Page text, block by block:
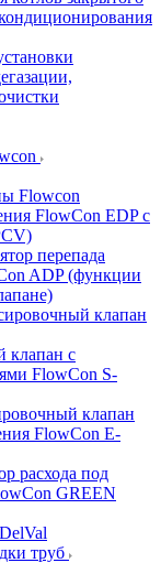
Flowcon
FlowСon EDP с
перепада
ADP (функции
клапан
клапан с
FlowСon S-
клапан
FlowСon E-
расхода под
GREEN
труб